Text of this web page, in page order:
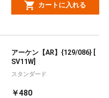
カートに入れる
アーケン【AR】{129/086} [
SV11W]
スタンダード
￥480